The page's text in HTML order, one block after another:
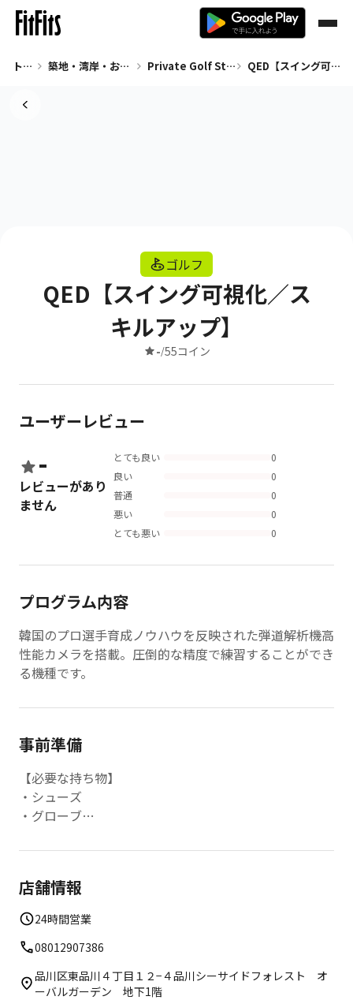
トップ 築地・湾岸・お台場 ゴルフ Private Golf Studio 1st 品川シーサイド店 QED【スイング可視化／スキルアップ】
ゴルフ
QED【スイング可視化／ス
キルアップ】
-/55コイン
ユーザーレビュー
-
レビューがあり
ません
とても良い
0
良い
0
普通
0
悪い
0
とても悪い
0
プログラム内容
韓国のプロ選手育成ノウハウを反映された弾道解析機高
性能カメラを搭載。圧倒的な精度で練習することができ
る機種です。
事前準備
【必要な持ち物】
・シューズ
・グローブ
【店内レンタル】
【※品川港南店／品川シーサイド店ご利用の方へ※】
⭐️品川港南店
・GolfZon：Bスタジオ
・QED：Aスタジオ
店舗情報
24時間営業
08012907386
品川区東品川４丁目１２−４品川シーサイドフォレスト オ
ーバルガーデン 地下1階